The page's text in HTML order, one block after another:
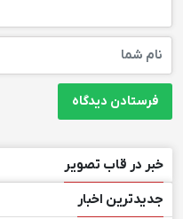
خبر در قاب تصویر
جدیدترین اخبار